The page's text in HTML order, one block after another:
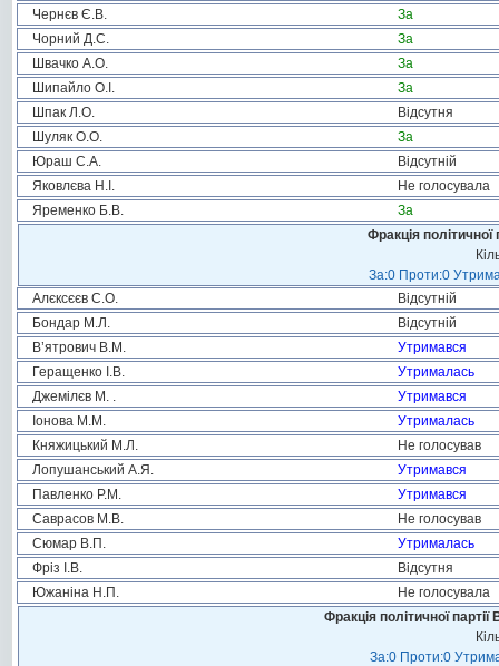
Чернєв Є.В.
За
Чорний Д.С.
За
Швачко А.О.
За
Шипайло О.І.
За
Шпак Л.О.
Відсутня
Шуляк О.О.
За
Юраш С.А.
Відсутній
Яковлєва Н.І.
Не голосувала
Яременко Б.В.
За
Фракція
За:0 Проти:0
Алєксєєв С.О.
Відсутній
Бондар М.Л.
Відсутній
В’ятрович В.М.
Утримався
Геращенко І.В.
Утрималась
Джемілєв М. .
Утримався
Іонова М.М.
Утрималась
Княжицький М.Л.
Не голосував
Лопушанський А.Я.
Утримався
Павленко Р.М.
Утримався
Саврасов М.В.
Не голосував
Сюмар В.П.
Утрималась
Фріз І.В.
Відсутня
Южаніна Н.П.
Не голосувала
Фракція політичної
За:0 Проти:0